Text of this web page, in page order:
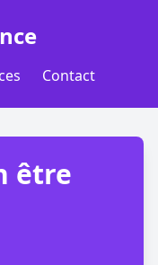
Contact
être